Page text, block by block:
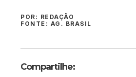
POR: REDAÇÃO
FONTE: AG. BRASIL
Compartilhe: